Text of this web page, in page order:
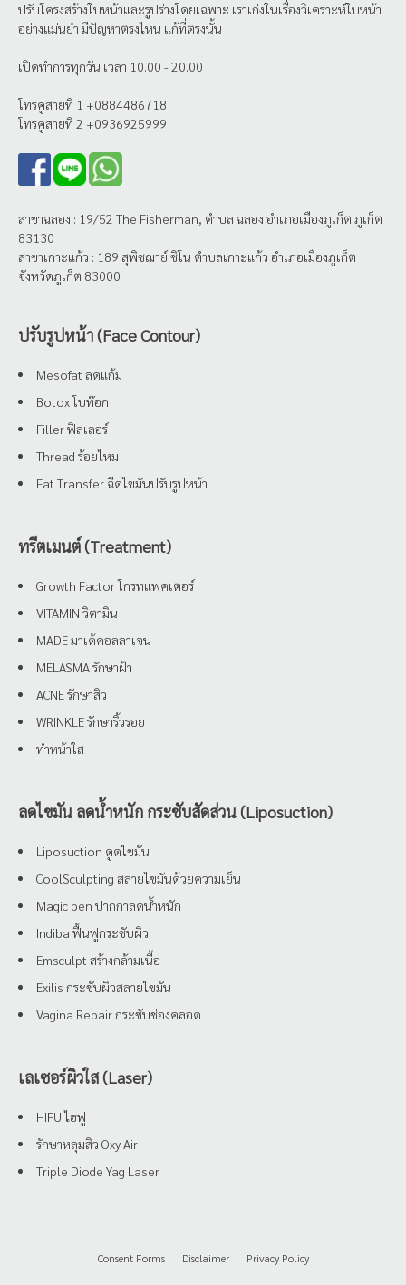
ปรับโครงสร้างใบหน้าและรูปร่างโดยเฉพาะ เราเก่งในเรื่องวิเคราะห์ใบหน้า
อย่างแม่นยำ มีปัญหาตรงไหน แก้ที่ตรงนั้น
เปิดทำการทุกวัน เวลา 10.00 - 20.00
โทรคู่สายที่ 1 +0884486718
โทรคู่สายที่ 2 +0936925999
สาขาฉลอง : 19/52 The Fisherman, ตำบล ฉลอง อำเภอเมืองภูเก็ต ภูเก็ต
83130
สาขาเกาะแก้ว : 189 สุพิชฌาย์ ชิโน ตำบลเกาะแก้ว อำเภอเมืองภูเก็ต
จังหวัดภูเก็ต 83000
ปรับรูปหน้า (Face Contour)
Mesofat ลดแก้ม
Botox โบท๊อก
Filler ฟิลเลอร์
Thread ร้อยไหม
Fat Transfer ฉีดไขมันปรับรูปหน้า
ทรีตเมนต์ (Treatment)
Growth Factor โกรทแฟคเตอร์
VITAMIN วิตามิน
MADE มาเด้คอลลาเจน
MELASMA รักษาฝ้า
ACNE รักษาสิว
WRINKLE รักษาริ้วรอย
ทำหน้าใส
ลดไขมัน ลดน้ำหนัก กระชับสัดส่วน (Liposuction)
Liposuction ดูดไขมัน
CoolSculpting สลายไขมันด้วยความเย็น
Magic pen ปากกาลดน้ำหนัก
Indiba ฟื้นฟูกระชับผิว
Emsculpt สร้างกล้ามเนื้อ
Exilis กระชับผิวสลายไขมัน
Vagina Repair กระชับช่องคลอด
เลเซอร์ผิวใส (Laser)
HIFU ไฮฟู
รักษาหลุมสิว Oxy Air
Triple Diode Yag Laser
Consent Forms Disclaimer Privacy Policy